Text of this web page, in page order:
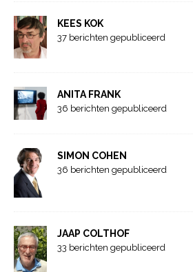
KEES KOK
37 berichten gepubliceerd
ANITA FRANK
36 berichten gepubliceerd
SIMON COHEN
36 berichten gepubliceerd
JAAP COLTHOF
33 berichten gepubliceerd